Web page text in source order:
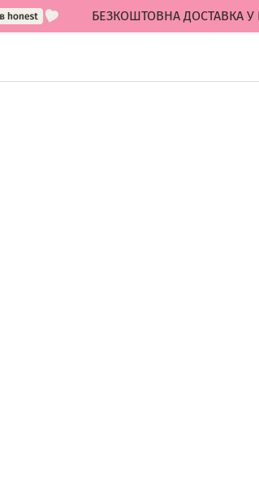
БЕЗКОШТОВНА ДОСТАВКА У